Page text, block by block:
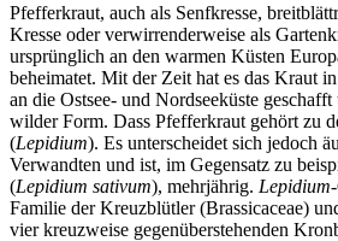
Pfefferkraut, auch als Senfkresse,
Kresse oder verwirrenderweise als
ursprünglich an den warmen Küsten
beheimatet. Mit der Zeit hat es das Kraut
an die Ostsee- und Nordseeküste
wilder Form. Dass Pfefferkraut gehört zu
(Lepidium). Es unterscheidet sich jedoch
Verwandten und ist, im Gegensatz zu
(Lepidium sativum), mehrjährig. Lepidium
Familie der Kreuzblütler (Brassicaceae)
vier kreuzweise gegenüberstehenden